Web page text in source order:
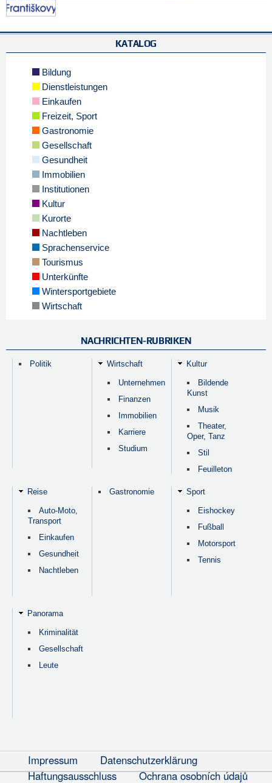
KATALOG
Bildung
Dienstleistungen
Einkaufen
Freizeit, Sport
Gastronomie
Gesellschaft
Gesundheit
Immobilien
Institutionen
Kultur
Kurorte
Nachtleben
Sprachenservice
Tourismus
Unterkünfte
Wintersportgebiete
Wirtschaft
NACHRICHTEN-RUBRIKEN
Politik Wirtschaft
Unternehmen
Finanzen
Immobilien
Karriere
Studium
Kultur
Bildende
Kunst
Musik
Theater,
Oper, Tanz
Stil
Feuilleton
Reise
Auto-Moto,
Transport
Einkaufen
Gesundheit
Nachtleben
Gastronomie Sport
Eishockey
Fußball
Motorsport
Tennis
Panorama
Kriminalität
Gesellschaft
Leute
Impressum
Datenschutzerklärung
Haftungsausschluss
Ochrana osobních údajů